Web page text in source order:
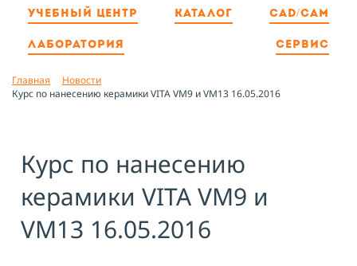
ИМЯ
ознакомление с
конфиденциальности
наобработку персональных данных
ОТПРАВИТЬ
УЧЕБНЫЙ ЦЕНТР КАТАЛОГ CAD/CAM
ЛАБОРАТОРИЯ СЕРВИС
Главная
Новости
Курс по нанесению керамики VITA VM9 и VM13 16.05.2016
Курс по нанесению
керамики VITA VM9 и
VM13 16.05.2016